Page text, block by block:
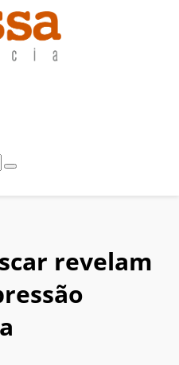
revelam